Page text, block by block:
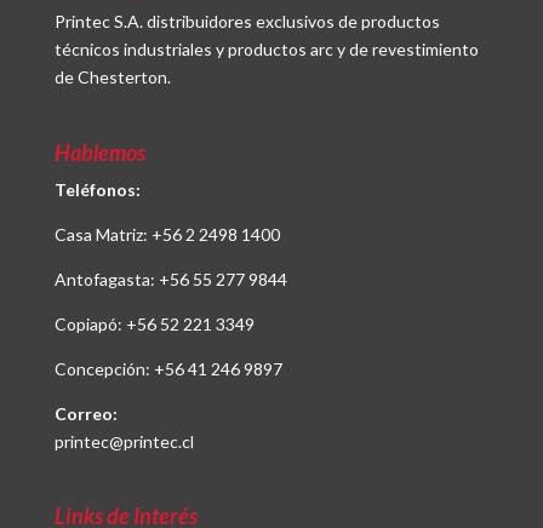
Printec S.A. distribuidores exclusivos de productos
técnicos industriales y productos arc y de revestimiento
de Chesterton.
Hablemos
Teléfonos:
Casa Matriz: +56 2 2498 1400
Antofagasta: +56 55 277 9844
Copiapó: +56 52 221 3349
Concepción: +56 41 246 9897
Correo:
printec@printec.cl
Links de Interés